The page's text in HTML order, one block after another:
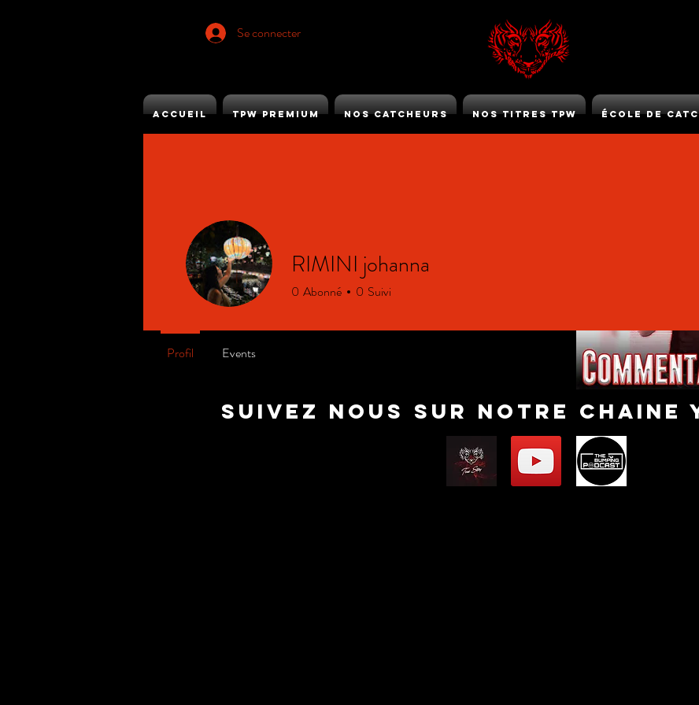
Se connecter
ACCUEIL TPW PREMIUM Nos Catcheurs Nos Titres TPW École de
suivez nous sur notre chaine
RIMINI johanna
0 Abonné 0 Suivi
Profil Events